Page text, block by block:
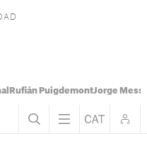
Rufián PuigdemontJorge Messi